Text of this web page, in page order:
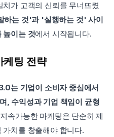
가 고객의 신뢰를 무너뜨렸
하는 것'과 '실행하는 것' 사이
높이는 것에서 시작됩니다.
케팅 전략
는 기업이 소비자 중심에서
, 수익성과 기업 책임이 균형
속가능한 마케팅은 단순히 제
치를 창출해야 합니다.